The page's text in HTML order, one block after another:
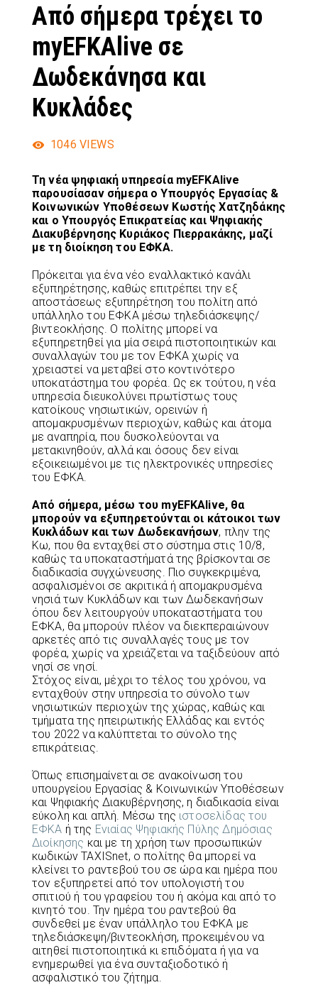
Από σήμερα τρέχει το
myEFKAlive σε
Δωδεκάνησα και
Κυκλάδες
1046 VIEWS
Τη νέα ψηφιακή υπηρεσία myEFKAlive
παρουσίασαν σήμερα ο Yπουργός Εργασίας &
Κοινωνικών Υποθέσεων Κωστής Χατζηδάκης
και ο Yπουργός Επικρατείας και Ψηφιακής
Διακυβέρνησης Κυριάκος Πιερρακάκης, μαζί
με τη διοίκηση του ΕΦΚΑ.
Πρόκειται για ένα νέο εναλλακτικό κανάλι
εξυπηρέτησης, καθώς επιτρέπει την εξ
αποστάσεως εξυπηρέτηση του πολίτη από
υπάλληλο του ΕΦΚΑ μέσω τηλεδιάσκεψης/
βιντεοκλήσης. Ο πολίτης μπορεί να
εξυπηρετηθεί για μία σειρά πιστοποιητικών και
συναλλαγών του με τον ΕΦΚΑ χωρίς να
χρειαστεί να μεταβεί στο κοντινότερο
υποκατάστημα του φορέα. Ως εκ τούτου, η νέα
υπηρεσία διευκολύνει πρωτίστως τους
κατοίκους νησιωτικών, ορεινών ή
απομακρυσμένων περιοχών, καθώς και άτομα
με αναπηρία, που δυσκολεύονται να
μετακινηθούν, αλλά και όσους δεν είναι
εξοικειωμένοι με τις ηλεκτρονικές υπηρεσίες
του ΕΦΚΑ.
Από σήμερα, μέσω του myEFKAlive, θα
μπορούν να εξυπηρετούνται οι κάτοικοι των
Κυκλάδων και των Δωδεκανήσων, πλην της
Κω, που θα ενταχθεί στο σύστημα στις 10/8,
καθώς τα υποκαταστήματά της βρίσκονται σε
διαδικασία συγχώνευσης. Πιο συγκεκριμένα,
ασφαλισμένοι σε ακριτικά ή απομακρυσμένα
νησιά των Κυκλάδων και των Δωδεκανήσων
όπου δεν λειτουργούν υποκαταστήματα του
ΕΦΚΑ, θα μπορούν πλέον να διεκπεραιώνουν
αρκετές από τις συναλλαγές τους με τον
φορέα, χωρίς να χρειάζεται να ταξιδεύουν από
νησί σε νησί.
Στόχος είναι, μέχρι το τέλος του χρόνου, να
ενταχθούν στην υπηρεσία το σύνολο των
νησιωτικών περιοχών της χώρας, καθώς και
τμήματα της ηπειρωτικής Ελλάδας και εντός
του 2022 να καλύπτεται το σύνολο της
επικράτειας.
Όπως επισημαίνεται σε ανακοίνωση του
υπουργείου Εργασίας & Κοινωνικών Υποθέσεων
και Ψηφιακής Διακυβέρνησης, η διαδικασία είναι
εύκολη και απλή. Μέσω της ιστοσελίδας του
ΕΦΚΑ ή της Ενιαίας Ψηφιακής Πύλης Δημόσιας
Διοίκησης και με τη χρήση των προσωπικών
κωδικών TAXISnet, ο πολίτης θα μπορεί να
κλείνει το ραντεβού του σε ώρα και ημέρα που
τον εξυπηρετεί από τον υπολογιστή του
σπιτιού ή του γραφείου του ή ακόμα και από το
κινητό του. Την ημέρα του ραντεβού θα
συνδεθεί με έναν υπάλληλο του ΕΦΚΑ με
τηλεδιάσκεψη/βιντεοκλήση, προκειμένου να
αιτηθεί πιστοποιητικά κι επιδόματα ή για να
ενημερωθεί για ένα συνταξιοδοτικό ή
ασφαλιστικό του ζήτημα.